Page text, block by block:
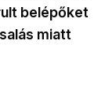
belépőket
miatt